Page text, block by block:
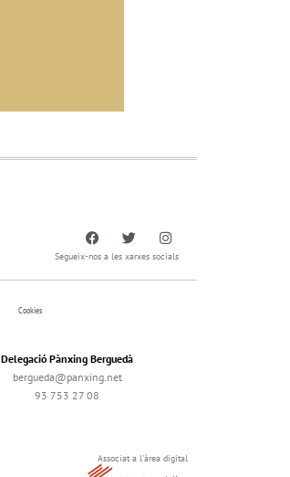
Segueix-nos a les xarxes socials
Cookies
Delegació Pànxing Berguedà
bergueda@panxing.net
93 753 27 08
Associat a l'àrea digital